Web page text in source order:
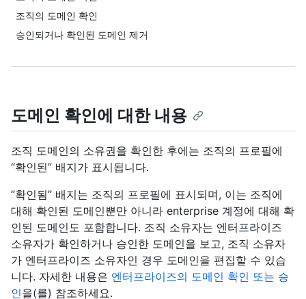
조직의 도메인 확인
승인되거나 확인된 도메인 제거
도메인 확인에 대한 내용
조직 도메인의 소유권을 확인한 후에는 조직의 프로필에
“확인된” 배지가 표시됩니다.
”확인됨” 배지는 조직의 프로필에 표시되며, 이는 조직에
대해 확인된 도메인뿐만 아니라 enterprise 계정에 대해 확
인된 도메인도 포함합니다. 조직 소유자는 엔터프라이즈
소유자가 확인하거나 승인한 도메인을 보고, 조직 소유자
가 엔터프라이즈 소유자인 경우 도메인을 편집할 수 있습
니다. 자세한 내용은 엔터프라이즈의 도메인 확인 또는 승
인을(를) 참조하세요.